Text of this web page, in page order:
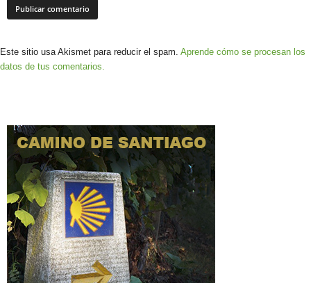
Este sitio usa Akismet para reducir el spam. Aprende cómo se procesan los
datos de tus comentarios.